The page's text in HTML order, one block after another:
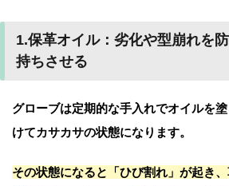
1.保革オイル：劣化や型崩れを
持ちさせる
グローブは定期的な手入れでオイルを
けてカサカサの状態になります。
その状態になると「ひび割れ」が起き